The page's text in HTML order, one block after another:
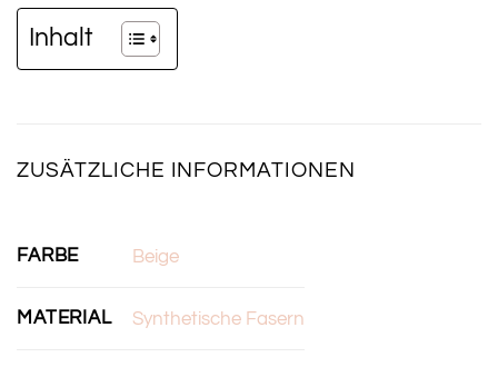
Inhalt
ZUSÄTZLICHE INFORMATIONEN
FARBE Beige
MATERIAL Synthetische Fasern